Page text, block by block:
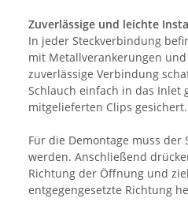
Zuverlässige und leichte
In jeder Steckverbindung
mit Metallverankerungen
zuverlässige Verbindung
Schlauch einfach in das Inlet
mitgelieferten Clips gesichert.
Für die Demontage muss
werden. Anschließend
Richtung der Öffnung und
entgegengesetzte Richtung